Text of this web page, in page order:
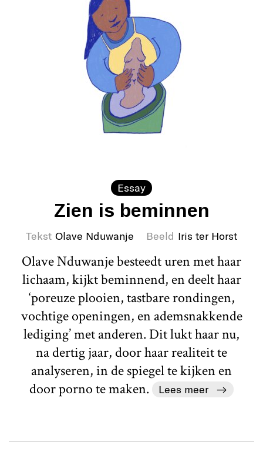
Essay
Zien is beminnen
Tekst Olave Nduwanje Beeld Iris ter Horst
Olave Nduwanje besteedt uren met haar
lichaam, kijkt beminnend, en deelt haar
‘poreuze plooien, tastbare rondingen,
vochtige openingen, en ademsnakkende
lediging’ met anderen. Dit lukt haar nu,
na dertig jaar, door haar realiteit te
analyseren, in de spiegel te kijken en
door porno te maken.
Lees meer